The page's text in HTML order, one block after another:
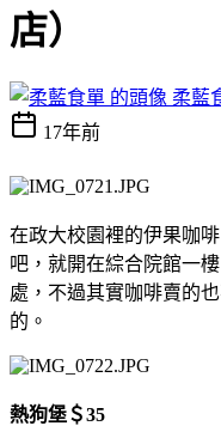
店）
柔藍
17年前
在政大校園裡的伊果咖
吧，就開在綜合院館一
處，不過其實咖啡賣的
的。
熱狗堡＄35